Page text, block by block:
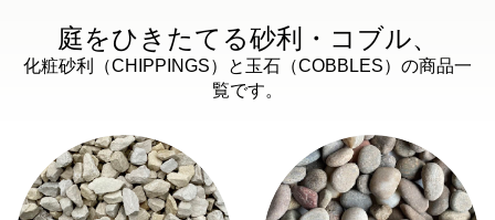
庭をひきたてる砂利・コブル、
化粧砂利（CHIPPINGS）と玉石（COBBLES）の商品一
覧です。